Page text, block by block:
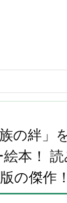
の絆」
本！
の傑作！